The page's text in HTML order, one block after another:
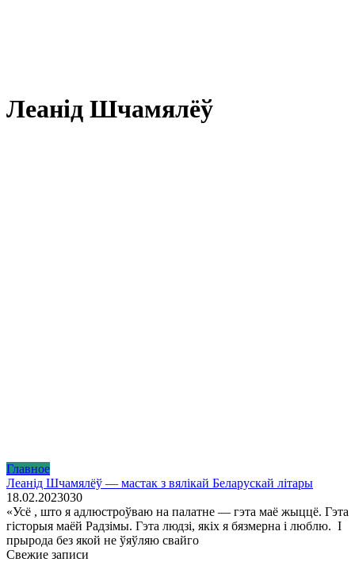
Леанід Шчамялёў
Главное
Леанід Шчамялёў — мастак з вялікай Беларускай літары
18.02.2023030
«Усё , што я адлюстроўваю на палатне — гэта маё жыццё. Гэта
гісторыя маёй Радзімы. Гэта людзі, якіх я бязмерна і люблю. І
прырода без якой не ўяўляю свайго
Свежие записи